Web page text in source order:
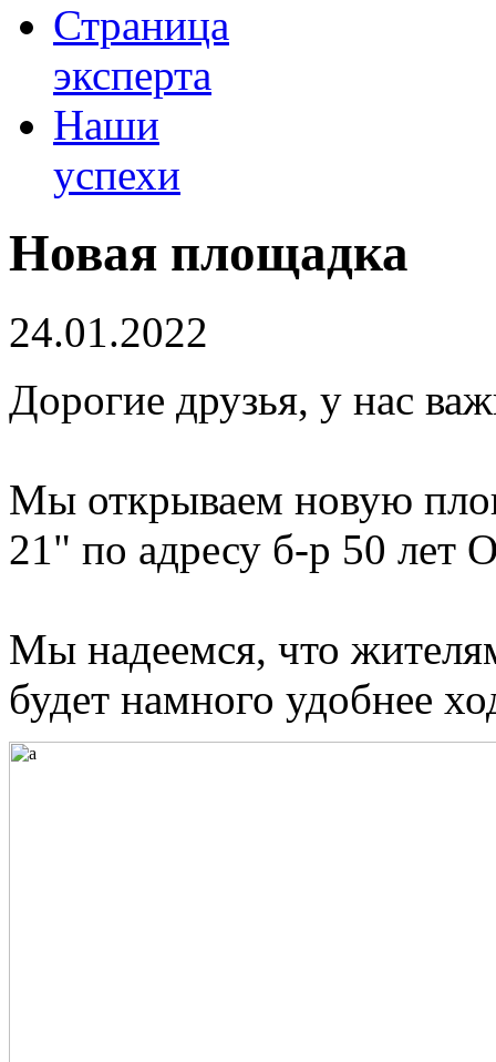
Страница
эксперта
Наши
успехи
Новая площадка
24.01.2022
Дорогие друзья, у нас
Мы открываем новую
21" по адресу б-р 50 лет
Мы надеемся, что
будет намного удобнее